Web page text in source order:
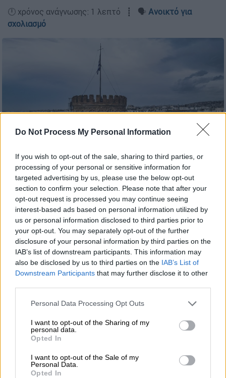
Do Not Process My Personal Information
If you wish to opt-out of the sale, sharing to third parties, or
processing of your personal or sensitive information for
targeted advertising by us, please use the below opt-out
section to confirm your selection. Please note that after your
opt-out request is processed you may continue seeing
interest-based ads based on personal information utilized by
us or personal information disclosed to third parties prior to
your opt-out. You may separately opt-out of the further
disclosure of your personal information by third parties on the
IAB’s list of downstream participants. This information may
also be disclosed by us to third parties on the IAB’s List of
Downstream Participants that may further disclose it to other
Please note that this website/app uses one or more Google
not limited to your visit or usage behaviour. You may click to
grant or deny consent to Google and its third-party tags to
use your data for below specified purposes in below Google
consent section.
Personal Data Processing Opt Outs
I want to opt-out of the Sharing of my
personal data.
Opted In
I want to opt-out of the Sale of my
Personal Data.
Opted In
🕛 χρόνος ανάγνωσης: 1 λεπτό ┋ 🗣️ Ανοικτό για
σχολιασμό
Λευκός Πύργος Θεσσαλονίκη (ΘΟΔΩΡΗΣ ΜΑΝΩΛΟΠΟΥΛΟΣ/
ΓΡΑΦΕΙΟ ΤΥΠΟΥ ΠΡΟΕΔΡΙΑΣ ΤΗΣ ΔΗΜΟΚΡΑΤΙΑΣ/EUROKINISSI)
Προσθέστε το ΕΘΝΟΣ στη Google
Με κάθε τιμή τελέστηκε η έπαρση της
σημαίας στηΘεσσαλονίκη, καθώς η πόλη
γιορτάζει τηναπελευθέρωσή της το 1912
αλλά και τον πολιούχοΆγιο Δημήτριο.
σημαίας στονΛευκό Πύργοαποτελεί μια
ιδιαίτερη στιγμή για την πόλη, αφού ο ιστός
όπου υψώνονται τα ελληνικά σύμβολα είναι
Μπουλέν», το οποίο βύθισε ο
Νικόλαος
Βότσηςστις 18 Οκτωβρίου του 1912.